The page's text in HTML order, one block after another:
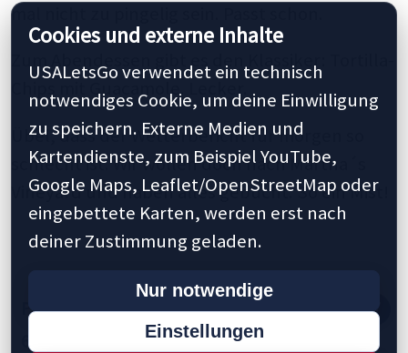
mal nicht zu pingelig sein. Passt schon.
Zum Abendessen gibt es den Klassiker: Tortilla-
Chips mit Guacamole. Lecker.
Übel, dass der Wetterbericht für morgen so
schlecht ist. Wir wollen doch nach Martha´s
Vineyard und haben alles gebucht. So ein Mist!
Previous 1 5 10 20 30 40 50
57
60
Next » Last »
Cookies und externe Inhalte
USALetsGo verwendet ein technisch
notwendiges Cookie, um deine Einwilligung
zu speichern. Externe Medien und
Kartendienste, zum Beispiel YouTube,
Google Maps, Leaflet/OpenStreetMap oder
eingebettete Karten, werden erst nach
deiner Zustimmung geladen.
Nur notwendige
Einstellungen